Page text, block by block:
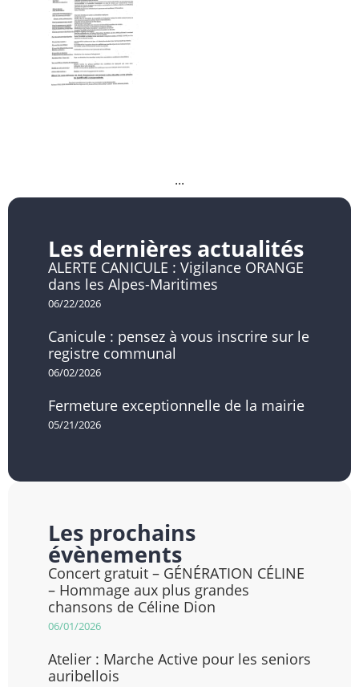
...
Les dernières actualités
ALERTE CANICULE : Vigilance ORANGE
dans les Alpes-Maritimes
06/22/2026
Canicule : pensez à vous inscrire sur le
registre communal
06/02/2026
Fermeture exceptionnelle de la mairie
05/21/2026
Les prochains
évènements
Concert gratuit – GÉNÉRATION CÉLINE
– Hommage aux plus grandes
chansons de Céline Dion
06/01/2026
Atelier : Marche Active pour les seniors
auribellois